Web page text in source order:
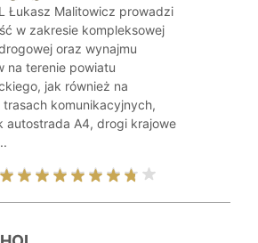
Łukasz Malitowicz prowadzi
w zakresie kompleksowej
oraz wynajmu
na terenie powiatu
jak również na
komunikacyjnych,
autostrada A4, drogi krajowe